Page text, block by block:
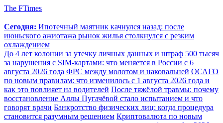
The FTimes
Сегодня: Ипотечный маятник качнулся назад: после
июньского ажиотажа рынок жилья столкнулся с резким
охлаждением
До 4 лет колонии за утечку личных данных и штраф 500 тысяч
за нарушения с SIM-картами: что меняется в России с 6
августа 2026 года ФРС между молотом и наковальней ОСАГО
по новым правилам: что изменилось с 1 августа 2026 года и
как это повлияет на водителей После тяжёлой травмы: почему
восстановление Аллы Пугачёвой стало испытанием и что
говорят врачи Банкротство физических лиц: когда процедура
становится разумным решением Криптовалюта по новым